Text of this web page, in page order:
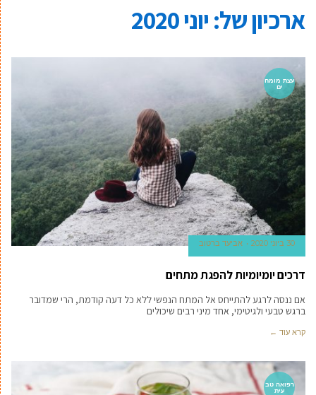
ארכיון של:יוני 2020
עצת מומח
ים
30 ביוני 2020 אביעד ברטוב
דרכים יומיומיות להפגת מתחים
אם ננסה לרגע להתייחס אל המתח הנפשי ללא כל דעה קודמת, הרי שמדובר
ברגש טבעי ולגיטימי, אחד מיני רבים שיכולים
קרא עוד ←
רפואה טב
עית